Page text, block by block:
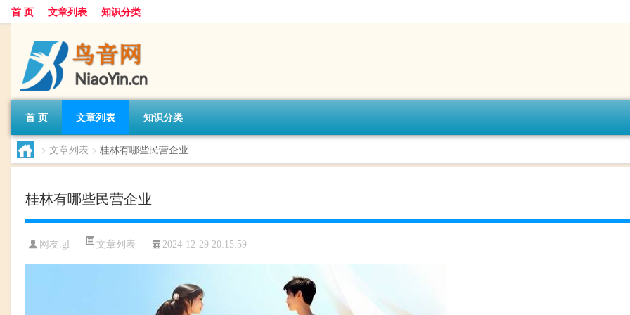
首 页 文章列表 知识分类
首 页 文章列表 知识分类
> 文章列表 > 桂林有哪些民营企业
桂林有哪些民营企业
网友:gl 文章列表 2024-12-29 20:15:59